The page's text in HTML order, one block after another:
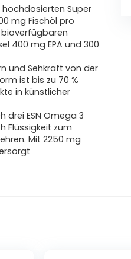
hochdosierten Super
mg Fischöl pro
400 mg EPA und 300
und Sehkraft von der
ist bis zu 70 %
in künstlicher
drei ESN Omega 3
Flüssigkeit zum
Mit 2250 mg